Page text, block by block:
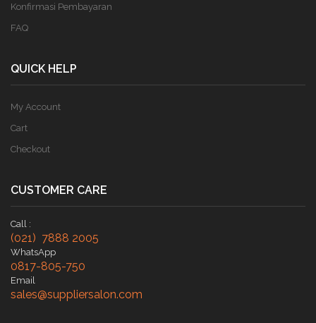
Konfirmasi Pembayaran
FAQ
QUICK HELP
My Account
Cart
Checkout
CUSTOMER CARE
Call :
(021) 7888 2005
WhatsApp
0817-805-750
Email
sales@suppliersalon.com